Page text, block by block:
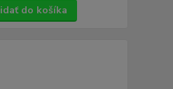
do košíka